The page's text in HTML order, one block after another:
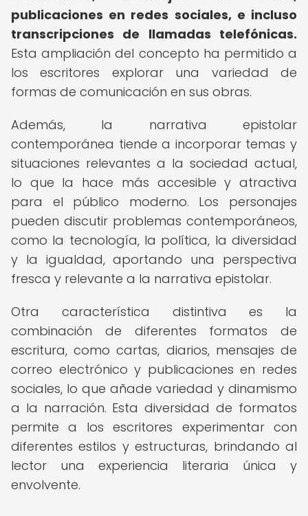
publicaciones en redes sociales, e incluso
transcripciones de llamadas telefónicas.
Esta ampliación del concepto ha permitido a
los escritores explorar una variedad de
formas de comunicación en sus obras.
Además, la narrativa epistolar
contemporánea tiende a incorporar temas y
situaciones relevantes a la sociedad actual,
lo que la hace más accesible y atractiva
para el público moderno. Los personajes
pueden discutir problemas contemporáneos,
como la tecnología, la política, la diversidad
y la igualdad, aportando una perspectiva
fresca y relevante a la narrativa epistolar.
Otra característica distintiva es la
combinación de diferentes formatos de
escritura, como cartas, diarios, mensajes de
correo electrónico y publicaciones en redes
sociales, lo que añade variedad y dinamismo
a la narración. Esta diversidad de formatos
permite a los escritores experimentar con
diferentes estilos y estructuras, brindando al
lector una experiencia literaria única y
envolvente.